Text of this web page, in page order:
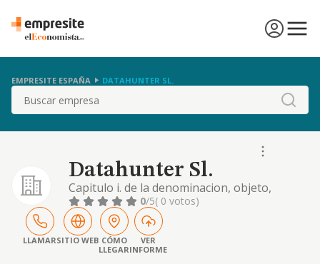
EMPRESITE ESPAÑA DATAHUNTER SL.
Buscar
Datahunter Sl.
Capitulo i. de la denominacion, objeto,
duracion y domicilio. articulo 1º. se constituye
una sociedad de responsabilidad limitada, de
nacionalidad española, que se regirá por la
ley de sociedades de capital y por los
presentes estatutos. articulo 2º. la
0/5( 0 votos)
LLAMARSITIO WEB CÓMO
LLEGAR
VER
INFORME